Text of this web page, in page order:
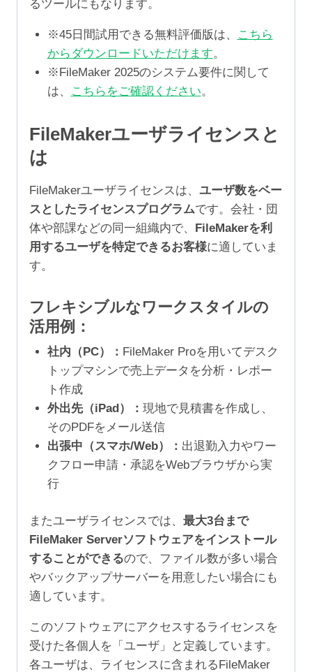
るツールにもなります。
※45日間試用できる無料評価版は、
こちら
からダウンロードいただけます。
※FileMaker 2025のシステム要件に関して
は、
こちらをご確認ください。
FileMakerユーザライセンスと
は
FileMakerユーザライセンスは、 ユーザ数をベー
スとしたライセンスプログラムです。会社・団
体や部課などの同一組織内で、
FileMakerを利
用するユーザを特定できるお客様に適していま
す。
フレキシブルなワークスタイルの
活用例：
社内（PC）： FileMaker Proを用いてデスク
トップマシンで売上データを分析・レポー
ト作成
外出先（iPad）： 現地で見積書を作成し、
そのPDFをメール送信
出張中（スマホ/Web）： 出退勤入力やワー
クフロー申請・承認をWebブラウザから実
行
またユーザライセンスでは、 最大3台まで
FileMaker Serverソフトウェアをインストール
することができるので、ファイル数が多い場合
やバックアップサーバーを用意したい場合にも
適しています。
このソフトウェアにアクセスするライセンスを
受けた各個人を「ユーザ」と定義しています。
各ユーザは、ライセンスに含まれるFileMaker